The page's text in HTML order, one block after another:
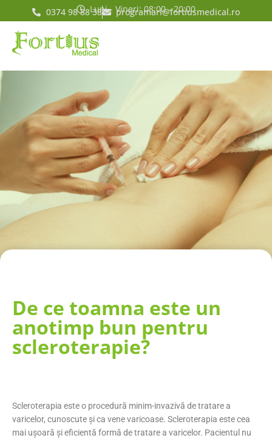
Luni - Vineri: 08:00 - 20:00
0374 98 88 38 programari@fortiusmedical.ro
De ce toamna este un
anotimp bun pentru
scleroterapie?
Scleroterapia este o procedură minim-invazivă de tratare a
varicelor, cunoscute și ca vene varicoase. Scleroterapia este cea
mai ușoară și eficientă formă de tratare a varicelor. Pacientul nu